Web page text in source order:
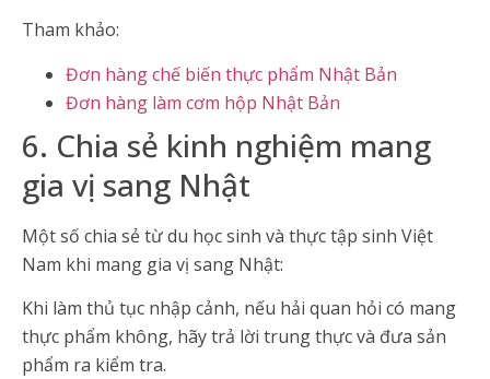
Tham khảo:
Đơn hàng chế biến thực phẩm Nhật Bản
Đơn hàng làm cơm hộp Nhật Bản
6. Chia sẻ kinh nghiệm mang
gia vị sang Nhật
Một số chia sẻ từ du học sinh và thực tập sinh Việt
Nam khi mang gia vị sang Nhật:
Khi làm thủ tục nhập cảnh, nếu hải quan hỏi có mang
thực phẩm không, hãy trả lời trung thực và đưa sản
phẩm ra kiểm tra.